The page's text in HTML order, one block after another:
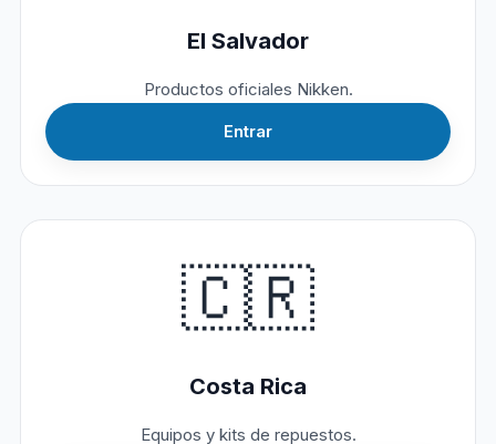
El Salvador
Productos oficiales Nikken.
Entrar
🇨🇷
Costa Rica
Equipos y kits de repuestos.